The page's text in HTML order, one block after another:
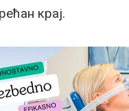
крај.